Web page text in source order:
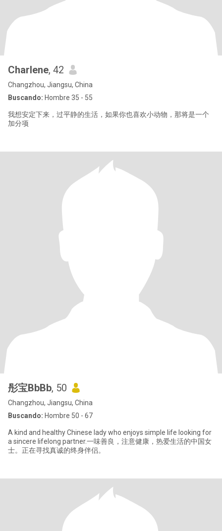
Charlene, 42
Changzhou, Jiangsu, China
Buscando: Hombre 35 - 55
我想安定下来，过平静的生活，如果你也喜欢小动物，那将是一个
加分项
彤宝BbBb, 50
Changzhou, Jiangsu, China
Buscando: Hombre 50 - 67
A kind and healthy Chinese lady who enjoys simple life looking for
a sincere lifelong partner.一味善良，注意健康，热爱生活的中国女
士。正在寻找真诚的终身伴侣。